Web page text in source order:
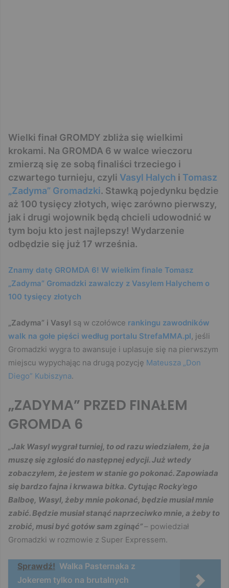
Wielki finał GROMDY zbliża się wielkimi
krokami. Na GROMDA 6 w walce wieczoru
zmierzą się ze sobą finaliści trzeciego i
czwartego turnieju, czyli Vasyl Halych i Tomasz
„Zadyma” Gromadzki. Stawką pojedynku będzie
aż 100 tysięcy złotych, więc zarówno pierwszy,
jak i drugi wojownik będą chcieli udowodnić w
tym boju kto jest najlepszy! Wydarzenie
odbędzie się już 17 września.
Znamy datę GROMDA 6! W wielkim finale Tomasz
„Zadyma” Gromadzki zawalczy z Vasylem Halychem o
100 tysięcy złotych
„Zadyma” i Vasyl są w czołówce rankingu zawodników
walk na gołe pięści według portalu StrefaMMA.pl, jeśli
Gromadzki wygra to awansuje i uplasuje się na pierwszym
miejscu wypychając na drugą pozycję Mateusza „Don
Diego” Kubiszyna.
„ZADYMA” PRZED FINAŁEM
GROMDA 6
„Jak Wasyl wygrał turniej, to od razu wiedziałem, że ja
muszę się zgłosić do następnej edycji. Już wtedy
zobaczyłem, że jestem w stanie go pokonać. Zapowiada
się bardzo fajna i krwawa bitka. Cytując Rocky’ego
Balboę, Wasyl, żeby mnie pokonać, będzie musiał mnie
zabić. Będzie musiał stanąć naprzeciwko mnie, a żeby to
zrobić, musi być gotów sam zginąć”– powiedział
Gromadzki w rozmowie z Super Expressem.
Sprawdź! Walka Pasternaka z
Jokerem tylko na brutalnych